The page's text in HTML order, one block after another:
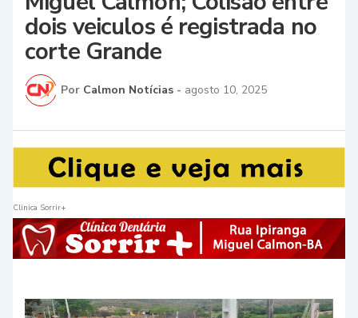
dois veiculos é registrada no
corte Grande
Por Calmon Notícias - agosto 10, 2025
Clinica Sorrir+